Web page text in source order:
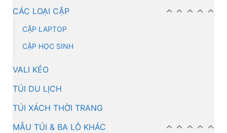
CÁC LOẠI CẶP
CẶP LAPTOP
CẶP HỌC SINH
VALI KÉO
TÚI DU LỊCH
TÚI XÁCH THỜI TRANG
MẪU TÚI & BA LÔ KHÁC